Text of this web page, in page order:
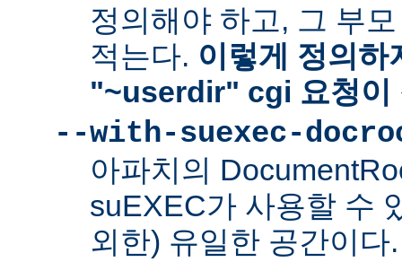
정의해야 하고, 그 부
적는다. 이렇게 정의하
"~userdir" cgi 요청이
--with-suexec-
아파치의
suEXEC가 사용할 수
외한) 유일한 공간이